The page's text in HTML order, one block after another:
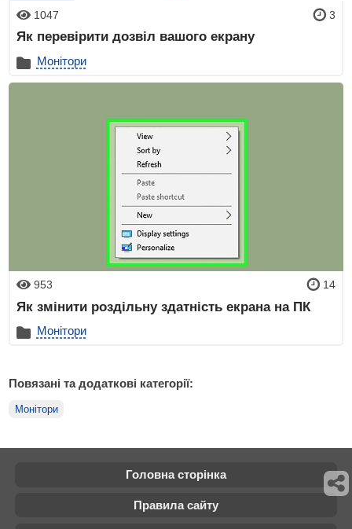
1047 3
Як перевірити дозвіл вашого екрану
Монітори
953 14
Як змінити роздільну здатність екрана на ПК
Монітори
Повязані та додаткові категорії:
Монітори
Головна сторінка
Правила сайту